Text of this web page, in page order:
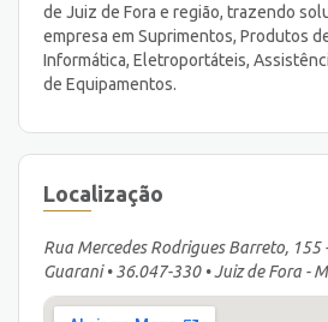
de Juiz de Fora e região, trazendo
empresa em Suprimentos, Produtos
Informática, Eletroportáteis,
de Equipamentos.
Localização
Rua Mercedes Rodrigues Barreto, 155
Guarani • 36.047-330 • Juiz de Fora -